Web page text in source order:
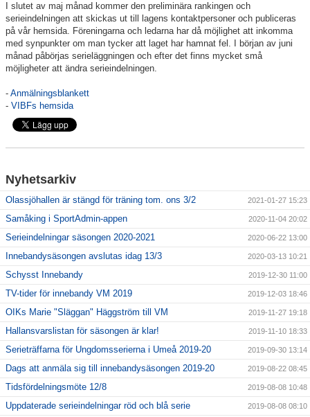
I slutet av maj månad kommer den preliminära rankingen och
serieindelningen att skickas ut till lagens kontaktpersoner och publiceras
på vår hemsida. Föreningarna och ledarna har då möjlighet att inkomma
med synpunkter om man tycker att laget har hamnat fel. I början av juni
månad påbörjas serieläggningen och efter det finns mycket små
möjligheter att ändra serieindelningen.
- Anmälningsblankett
- VIBFs hemsida
Nyhetsarkiv
Olassjöhallen är stängd för träning tom. ons 3/2 2021-01-27 15:23
Samåking i SportAdmin-appen 2020-11-04 20:02
Serieindelningar säsongen 2020-2021 2020-06-22 13:00
Innebandysäsongen avslutas idag 13/3 2020-03-13 10:21
Schysst Innebandy 2019-12-30 11:00
TV-tider för innebandy VM 2019 2019-12-03 18:46
OIKs Marie "Släggan" Häggström till VM 2019-11-27 19:18
Hallansvarslistan för säsongen är klar! 2019-11-10 18:33
Serieträffarna för Ungdomsserierna i Umeå 2019-20 2019-09-30 13:14
Dags att anmäla sig till innebandysäsongen 2019-20 2019-08-22 08:45
Tidsfördelningsmöte 12/8 2019-08-08 10:48
Uppdaterade serieindelningar röd och blå serie 2019-08-08 08:10